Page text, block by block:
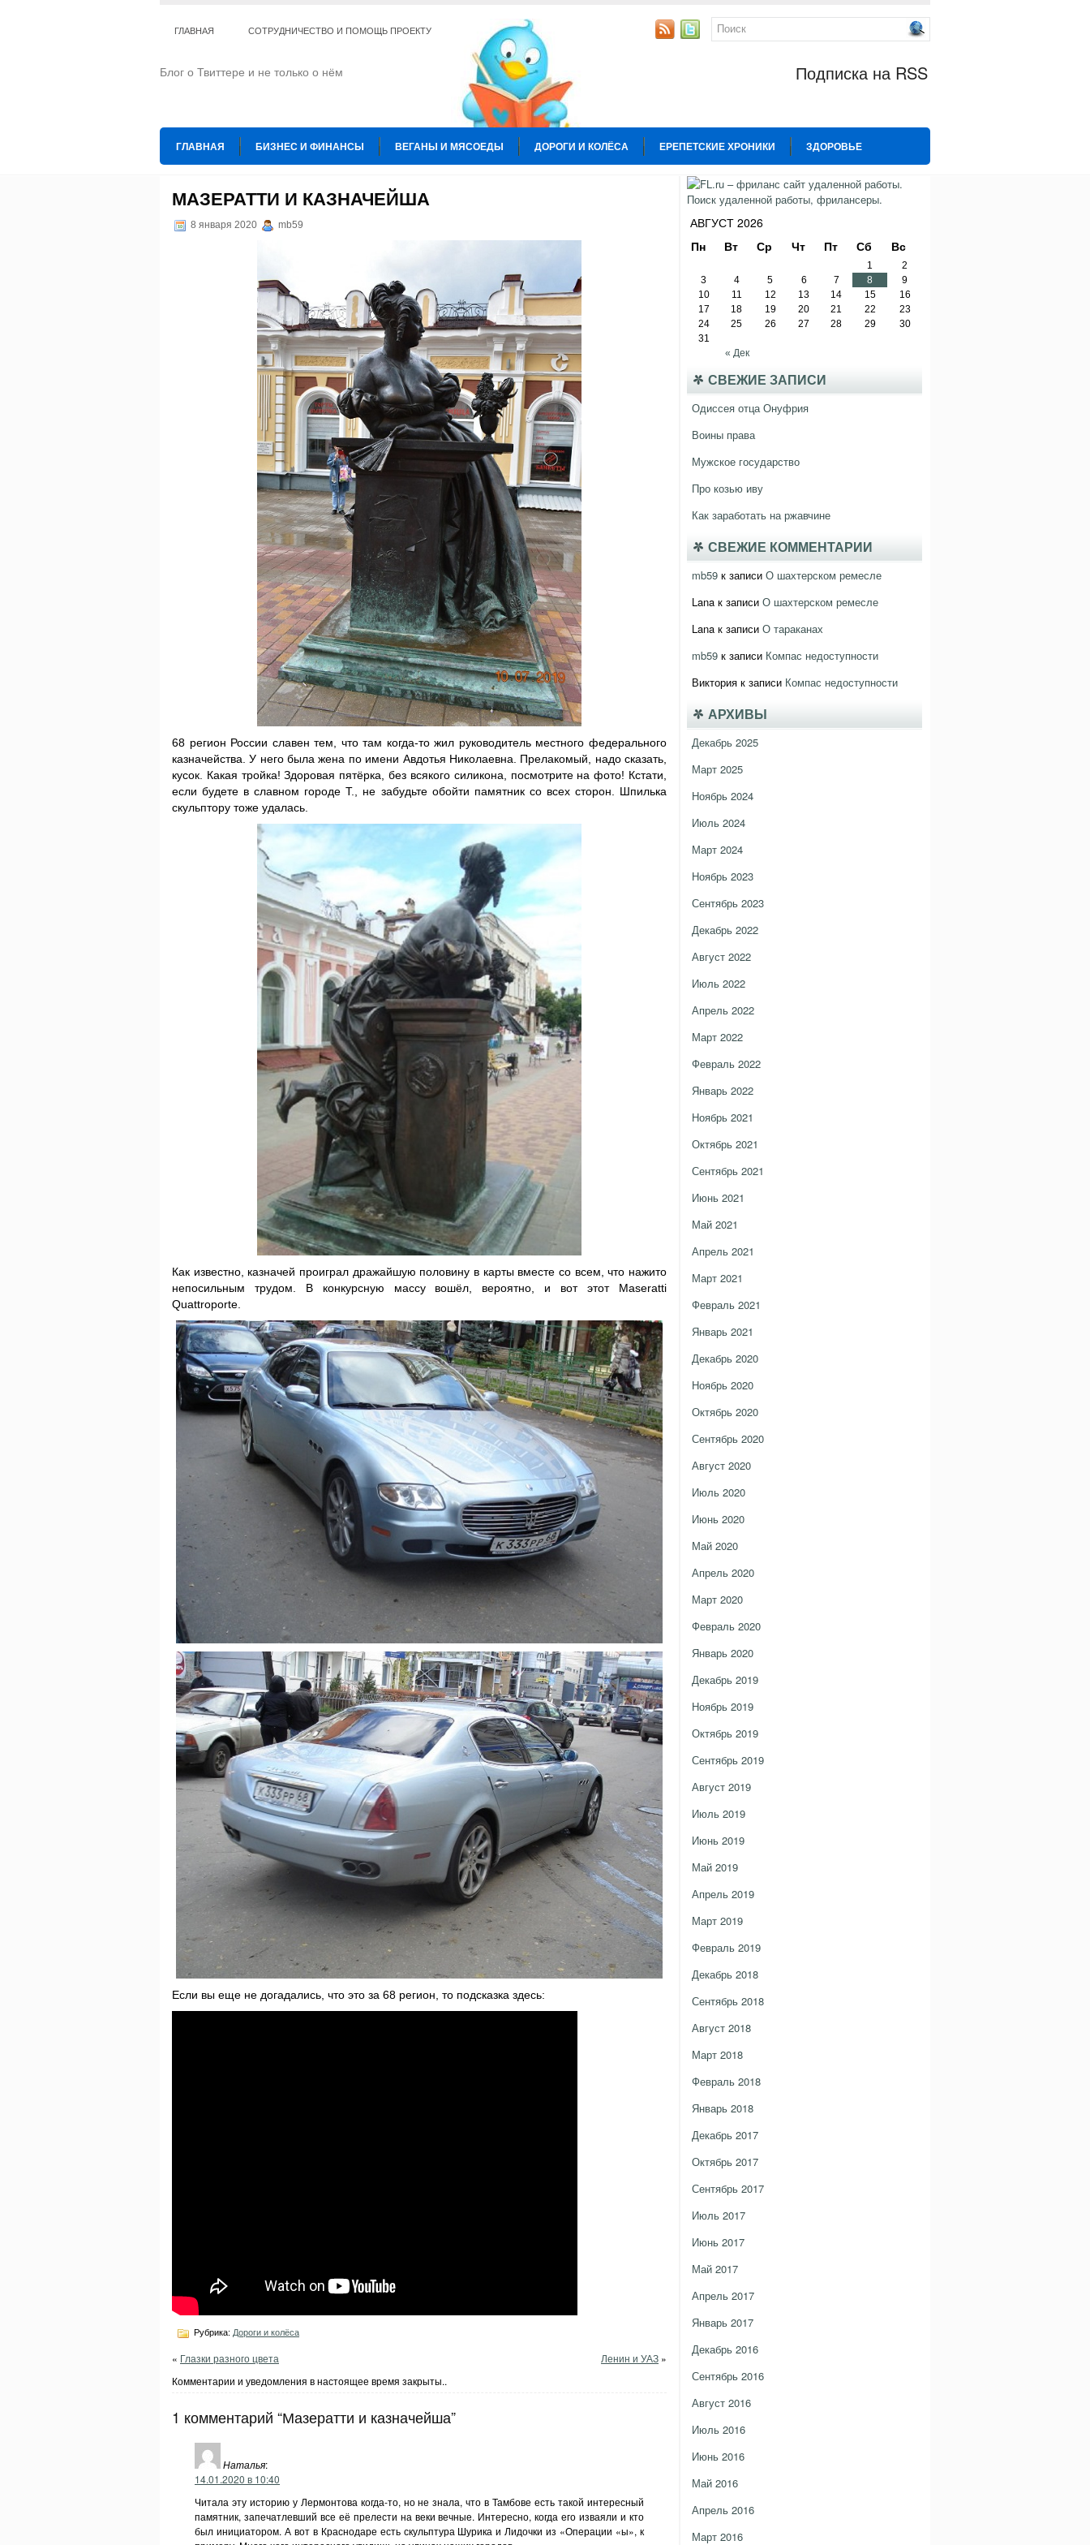
ГЛАВНАЯ СОТРУДНИЧЕСТВО И ПОМОЩЬ ПРОЕКТУ
Блог о Твиттере и не только о нём Подписка на RSS
ГЛАВНАЯ БИЗНЕС И ФИНАНСЫ ВЕГАНЫ И МЯСОЕДЫ ДОРОГИ И КОЛЁСА ЕРЕПЕТСКИЕ ХРОНИКИ ЗДОРОВЬЕ
ОТНОШЕНИЯ СПОРТ ТВИТТЕР
ТЕ КОГО ПРИРУЧИЛИ
МАЗЕРАТТИ И КАЗНАЧЕЙША
8 января 2020 mb59
68 регион России славен тем, что там когда-то жил руководитель местного федерального
казначейства. У него была жена по имени Авдотья Николаевна. Прелакомый, надо сказать,
кусок. Какая тройка! Здоровая пятёрка , без всякого силикона, посмотрите на фото! Кстати,
если будете в славном городе Т., не забудьте обойти памятник со всех сторон. Шпилька
скульптору тоже удалась.
Как известно, казначей проиграл дражайшую половину в карты вместе со всем, что нажито
непосильным трудом. В конкурсную массу вошёл, вероятно, и вот этот Maseratti
Quattroporte.
Если вы еще не догадались, что это за 68 регион, то подсказка здесь:
Рубрика: Дороги и колёса
« Глазки разного цвета Ленин и УАЗ »
Комментарии и уведомления в настоящее время закрыты..
1 комментарий “Мазератти и казначейша”
Наталья:
14.01.2020 в 10:40
Читала эту историю у Лермонтова когда-то, но не знала, что в Тамбове есть такой интересный
памятник, запечатлевший все её прелести на веки вечные. Интересно, когда его изваяли и кто
был инициатором. А вот в Краснодаре есть скульптура Шурика и Лидочки из «Операции «ы», к
АВГУСТ 2026
Пн
Вт Ср Чт Пт Сб Вс
« Дек
1
2
3
4 5 6 7 8
9
10
11 12 13 14 15
16
17
18 19 20 21 22
23
24
25 26 27 28 29
30
31
СВЕЖИЕ ЗАПИСИ
Одиссея отца Онуфрия
Воины права
Мужское государство
Про козью иву
Как заработать на ржавчине
СВЕЖИЕ КОММЕНТАРИИ
mb59 к записи О шахтерском ремесле
Lana к записи О шахтерском ремесле
Lana к записи О тараканах
mb59 к записи Компас недоступности
Виктория к записи Компас недоступности
АРХИВЫ
Декабрь 2025
Март 2025
Ноябрь 2024
Июль 2024
Март 2024
Ноябрь 2023
Сентябрь 2023
Декабрь 2022
Август 2022
Июль 2022
Апрель 2022
Март 2022
Февраль 2022
Январь 2022
Ноябрь 2021
Октябрь 2021
Сентябрь 2021
Июнь 2021
Май 2021
Апрель 2021
Март 2021
Февраль 2021
Январь 2021
Декабрь 2020
Ноябрь 2020
Октябрь 2020
Сентябрь 2020
Август 2020
Июль 2020
Июнь 2020
Май 2020
Апрель 2020
Март 2020
Февраль 2020
Январь 2020
Декабрь 2019
Ноябрь 2019
Октябрь 2019
Сентябрь 2019
Август 2019
Июль 2019
Июнь 2019
Май 2019
Апрель 2019
Март 2019
Февраль 2019
Декабрь 2018
Сентябрь 2018
Август 2018
Март 2018
Февраль 2018
Январь 2018
Декабрь 2017
Октябрь 2017
Сентябрь 2017
Июль 2017
Июнь 2017
Май 2017
Апрель 2017
Январь 2017
Декабрь 2016
Сентябрь 2016
Август 2016
Июль 2016
Июнь 2016
Май 2016
Апрель 2016
Март 2016